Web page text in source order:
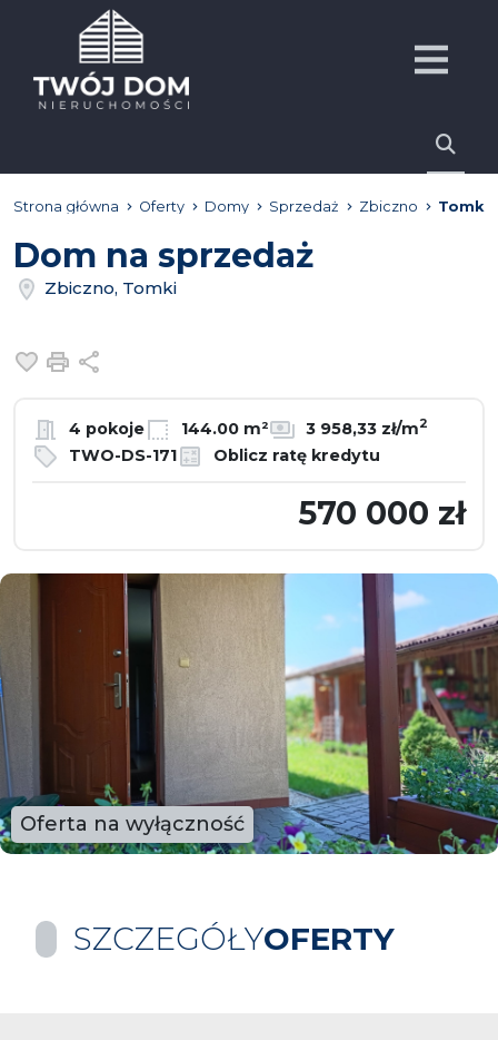
Strona główna Oferty Domy Sprzedaż Zbiczno Tomki
Dom na sprzedaż
Zbiczno, Tomki
Dodaj do ulubionych
Drukuj
4 pokoje 144.00 m² 3 958,33 zł/m2
TWO-DS-171 Oblicz ratę kredytu
570 000 zł
Oferta na wyłączność
SZCZEGÓŁYOFERTY